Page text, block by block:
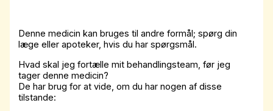
Denne medicin kan bruges til andre formål; spørg din
læge eller apoteker, hvis du har spørgsmål.
Hvad skal jeg fortælle mit behandlingsteam, før jeg
tager denne medicin?
De har brug for at vide, om du har nogen af ​​disse
tilstande: